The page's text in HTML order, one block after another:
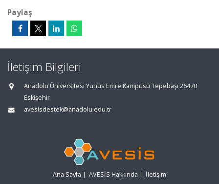
Paylaş
İletişim Bilgileri
Anadolu Üniversitesi Yunus Emre Kampüsü Tepebaşı 26470
Eskişehir
avesisdestek@anadolu.edu.tr
Ana Sayfa | AVESİS Hakkında | İletişim